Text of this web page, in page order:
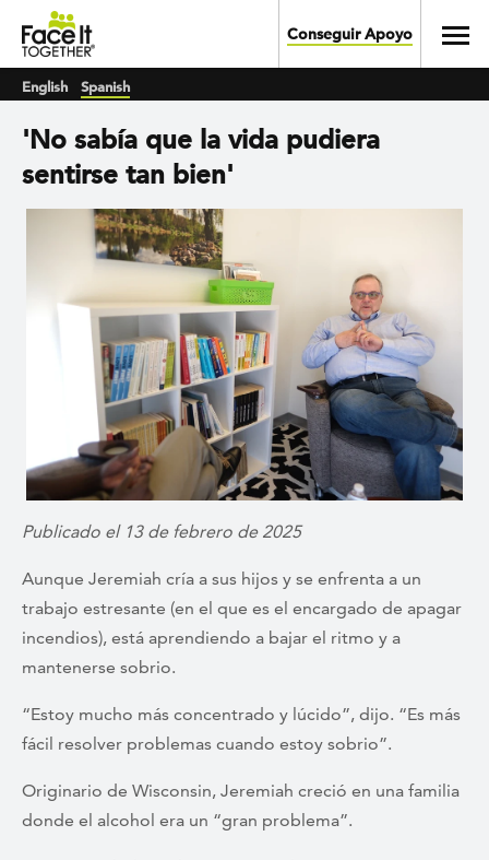
Skip to main content
Conseguir Apoyo
English Spanish
'No sabía que la vida pudiera
sentirse tan bien'
Publicado el 13 de febrero de 2025
Aunque Jeremiah cría a sus hijos y se enfrenta a un
trabajo estresante (en el que es el encargado de apagar
incendios), está aprendiendo a bajar el ritmo y a
mantenerse sobrio.
“Estoy mucho más concentrado y lúcido”, dijo. “Es más
fácil resolver problemas cuando estoy sobrio”.
Originario de Wisconsin, Jeremiah creció en una familia
donde el alcohol era un “gran problema”.